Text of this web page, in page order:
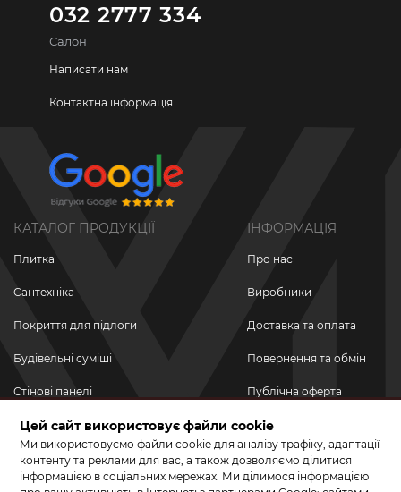
032 2777 334
Салон
Написати нам
Контактна інформація
КАТАЛОГ ПРОДУКЦІЇ
Плитка
Сантехніка
Покриття для підлоги
Будівельні суміші
Стінові панелі
Новинки
Акційні товари
ІНФОРМАЦІЯ
Про нас
Виробники
Доставка та оплата
Повернення та обмін
Публічна оферта
Політика
конфіденційності
Цей сайт використовує файли cookie
Ми використовуємо файли cookie для аналізу трафіку, адаптації
контенту та реклами для вас, а також дозволяємо ділитися
інформацією в соціальних мережах. Ми ділимося інформацією